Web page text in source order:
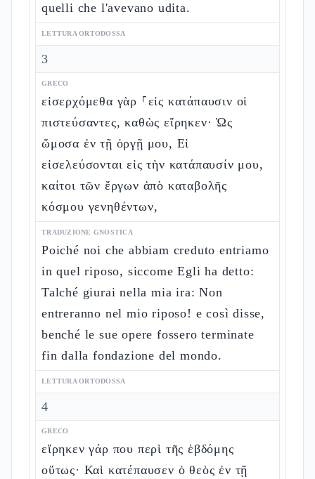
quelli che l'avevano udita.
LETTURA ORTODOSSA
3
GRECO
εἰσερχόμεθα γὰρ ⸀εἰς κατάπαυσιν οἱ
πιστεύσαντες, καθὼς εἴρηκεν· Ὡς
ὤμοσα ἐν τῇ ὀργῇ μου, Εἰ
εἰσελεύσονται εἰς τὴν κατάπαυσίν μου,
καίτοι τῶν ἔργων ἀπὸ καταβολῆς
κόσμου γενηθέντων,
TRADUZIONE GNOSTICA
Poiché noi che abbiam creduto entriamo
in quel riposo, siccome Egli ha detto:
Talché giurai nella mia ira: Non
entreranno nel mio riposo! e così disse,
benché le sue opere fossero terminate
fin dalla fondazione del mondo.
LETTURA ORTODOSSA
4
GRECO
εἴρηκεν γάρ που περὶ τῆς ἑβδόμης
οὕτως· Καὶ κατέπαυσεν ὁ θεὸς ἐν τῇ